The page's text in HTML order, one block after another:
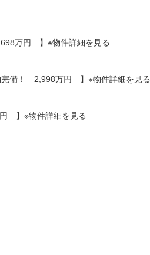
万円 】※物件詳細を見る
完備！ 2,998万円 】※物件詳細を見る
】※物件詳細を見る